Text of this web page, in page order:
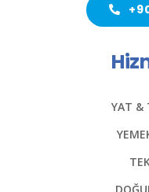
YAT &